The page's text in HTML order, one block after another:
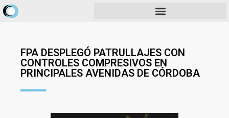
FPA DESPLEGÓ PATRULLAJES CON
CONTROLES COMPRESIVOS EN
PRINCIPALES AVENIDAS DE CÓRDOBA